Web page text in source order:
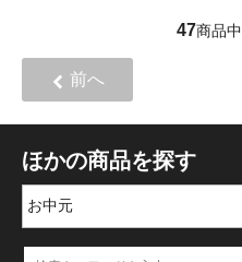
47商品中
前へ
ほかの商品を探す